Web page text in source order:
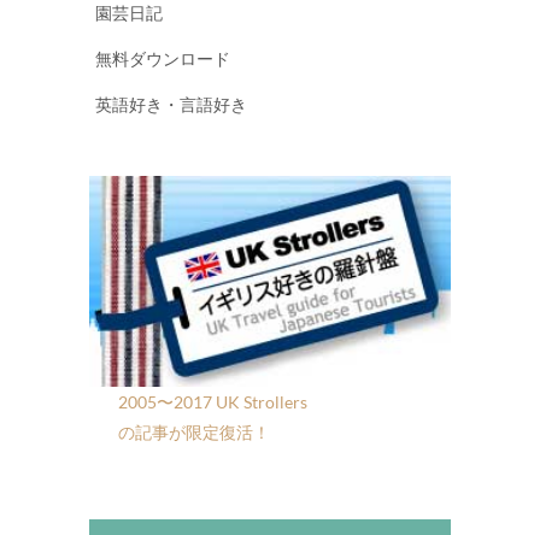
園芸日記
無料ダウンロード
英語好き・言語好き
2005〜2017 UK Strollers
の記事が限定復活！